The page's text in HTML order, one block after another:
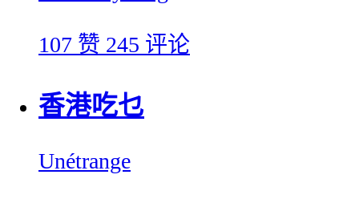
107 赞 245 评论
香港吃乜
Unétrange